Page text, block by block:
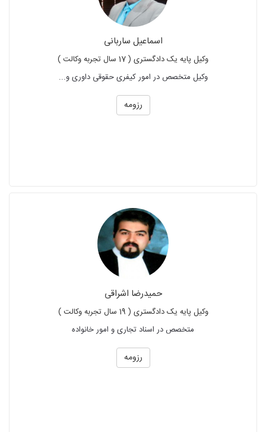
اسماعیل ساربانی
وکیل پایه یک دادگستری ( 17 سال تجربه وکالت )
وکیل متخصص در امور کیفری حقوقی داوری و...
رزومه
حمیدرضا اشراقی
وکیل پایه یک دادگستری ( 19 سال تجربه وکالت )
متخصص در اسناد تجاری و امور خانواده
رزومه